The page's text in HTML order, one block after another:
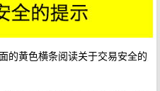
的黄色横条阅读关于交易安全的